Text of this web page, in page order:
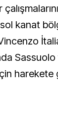
kanat
Sassuolo
harekete